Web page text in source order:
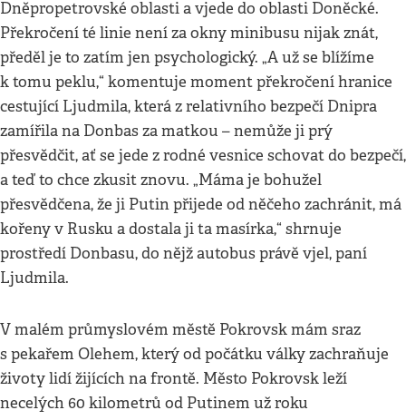
Dněpropetrovské oblasti a vjede do oblasti Doněcké.
Překročení té linie není za okny minibusu nijak znát,
předěl je to zatím jen psychologický. „A už se blížíme
k tomu peklu,“ komentuje moment překročení hranice
cestující Ljudmila, která z relativního bezpečí Dnipra
zamířila na Donbas za matkou – nemůže ji prý
přesvědčit, ať se jede z rodné vesnice schovat do bezpečí,
a teď to chce zkusit znovu. „Máma je bohužel
přesvědčena, že ji Putin přijede od něčeho zachránit, má
kořeny v Rusku a dostala ji ta masírka,“ shrnuje
prostředí Donbasu, do nějž autobus právě vjel, paní
Ljudmila.
V malém průmyslovém městě Pokrovsk mám sraz
s pekařem Olehem, který od počátku války zachraňuje
životy lidí žijících na frontě. Město Pokrovsk leží
necelých 60 kilometrů od Putinem už roku